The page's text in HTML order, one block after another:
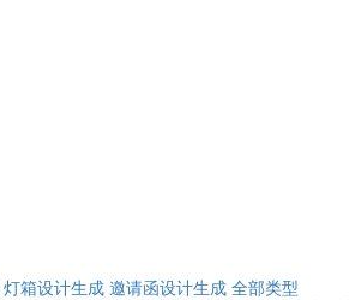
灯箱设计生成 邀请函设计生成 全部类型